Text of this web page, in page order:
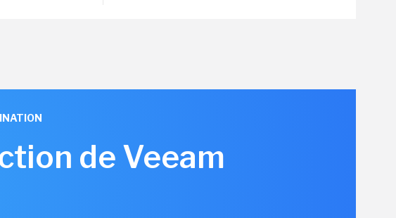
de Veeam